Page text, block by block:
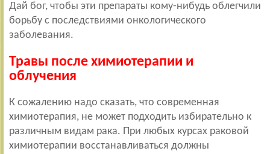
Дай бог, чтобы эти препараты кому-нибудь облегчили
борьбу с последствиями онкологического
заболевания.
Травы после химиотерапии и
облучения
К сожалению надо сказать, что современная
химиотерапия, не может подходить избирательно к
различным видам рака. При любых курсах раковой
химиотерапии восстанавливаться должны